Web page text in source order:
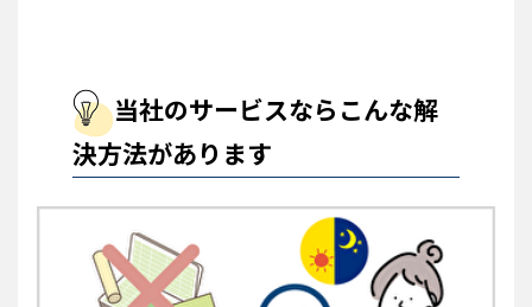
当社のサービスならこんな解
決方法があります